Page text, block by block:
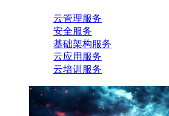
云管理服务
安全服务
基础架构服务
云应用服务
云培训服务